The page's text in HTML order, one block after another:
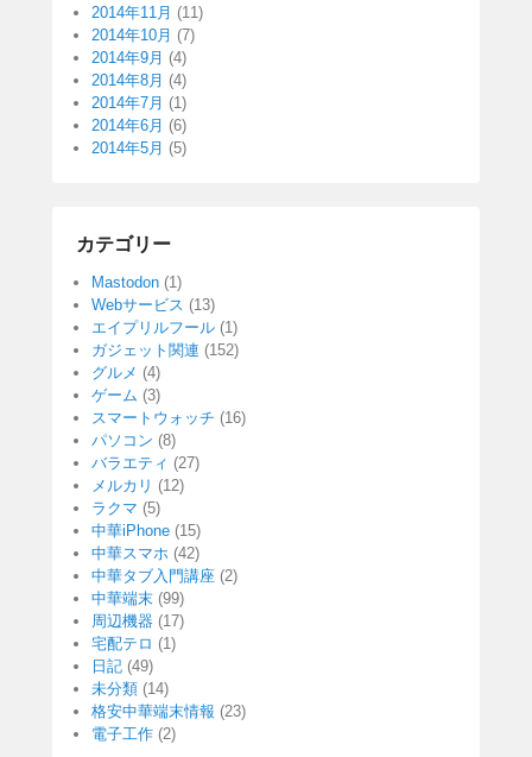
2014年11月 (11)
2014年10月 (7)
2014年9月 (4)
2014年8月 (4)
2014年7月 (1)
2014年6月 (6)
2014年5月 (5)
カテゴリー
Mastodon (1)
Webサービス (13)
エイプリルフール (1)
ガジェット関連 (152)
グルメ (4)
ゲーム (3)
スマートウォッチ (16)
パソコン (8)
バラエティ (27)
メルカリ (12)
ラクマ (5)
中華iPhone (15)
中華スマホ (42)
中華タブ入門講座 (2)
中華端末 (99)
周辺機器 (17)
宅配テロ (1)
日記 (49)
未分類 (14)
格安中華端末情報 (23)
電子工作 (2)